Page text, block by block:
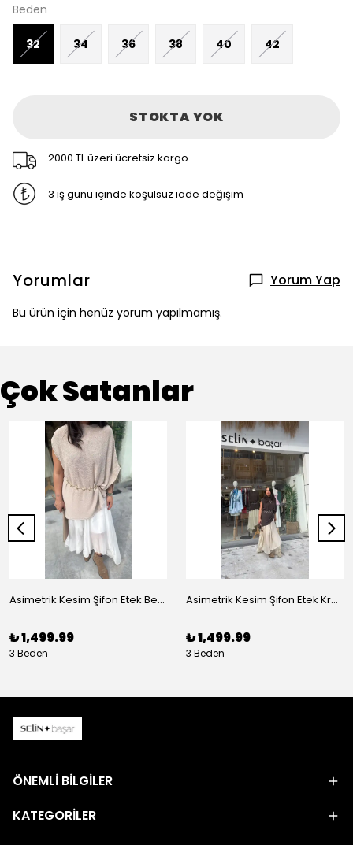
Beden
32 34 36 38 40 42
STOKTA YOK
2000 TL üzeri ücretsiz kargo
3 iş günü içinde koşulsuz iade değişim
Yorumlar Yorum Yap
Bu ürün için henüz yorum yapılmamış.
Çok Satanlar
Asimetrik Kesim Şifon Etek Beyaz
₺ 1,499.99
3 Beden
Asimetrik Kesim Şifon Etek Krem
₺ 1,499.99
3 Beden
ÖNEMLİ BİLGİLER
KATEGORİLER